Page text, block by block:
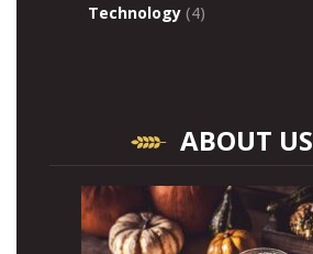
Technology (4)
ABOUT US